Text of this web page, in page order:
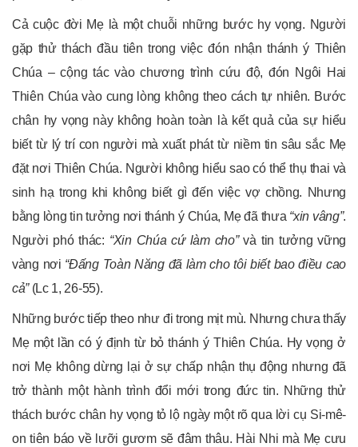
Cả cuộc đời Mẹ là một chuỗi những bước hy vọng. Người
gặp thử thách đầu tiên trong việc đón nhận thánh ý Thiên
Chúa – cộng tác vào chương trình cứu độ, đón Ngôi Hai
Thiên Chúa vào cung lòng không theo cách tự nhiên. Bước
chân hy vọng này không hoàn toàn là kết quả của sự hiểu
biết từ lý trí con người mà xuất phát từ niềm tin sâu sắc Mẹ
đặt nơi Thiên Chúa. Người không hiểu sao có thể thụ thai và
sinh hạ trong khi không biết gì đến việc vợ chồng. Nhưng
bằng lòng tin tưởng nơi thánh ý Chúa, Mẹ đã thưa “xin vâng”.
Người phó thác: “Xin Chúa cứ làm cho”và tin tưởng vững
vàng nơi “Đấng Toàn Năng đã làm chotôi biết bao điều cao
cả”(Lc 1, 26-55).
Những bước tiếp theo như đi trong mịt mù. Nhưng chưa thấy
Mẹ một lần có ý định từ bỏ thánh ý Thiên Chúa. Hy vọng ở
nơi Mẹ không dừng lại ở sự chấp nhận thụ động nhưng đã
trở thành một hành trình đổi mới trong đức tin. Những thử
thách bước chân hy vọng tỏ lộ ngày một rõ qua lời cụ Si-mê-
on tiên báo về lưỡi gươm sẽ đâm thâu. Hài Nhi mà Mẹ cưu